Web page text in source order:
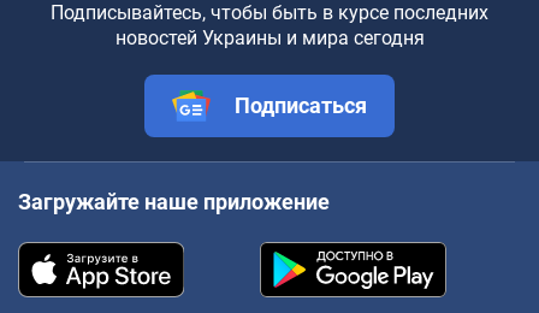
Подписывайтесь, чтобы быть в курсе последних
новостей Украины и мира сегодня
Подписаться
Загружайте наше приложение